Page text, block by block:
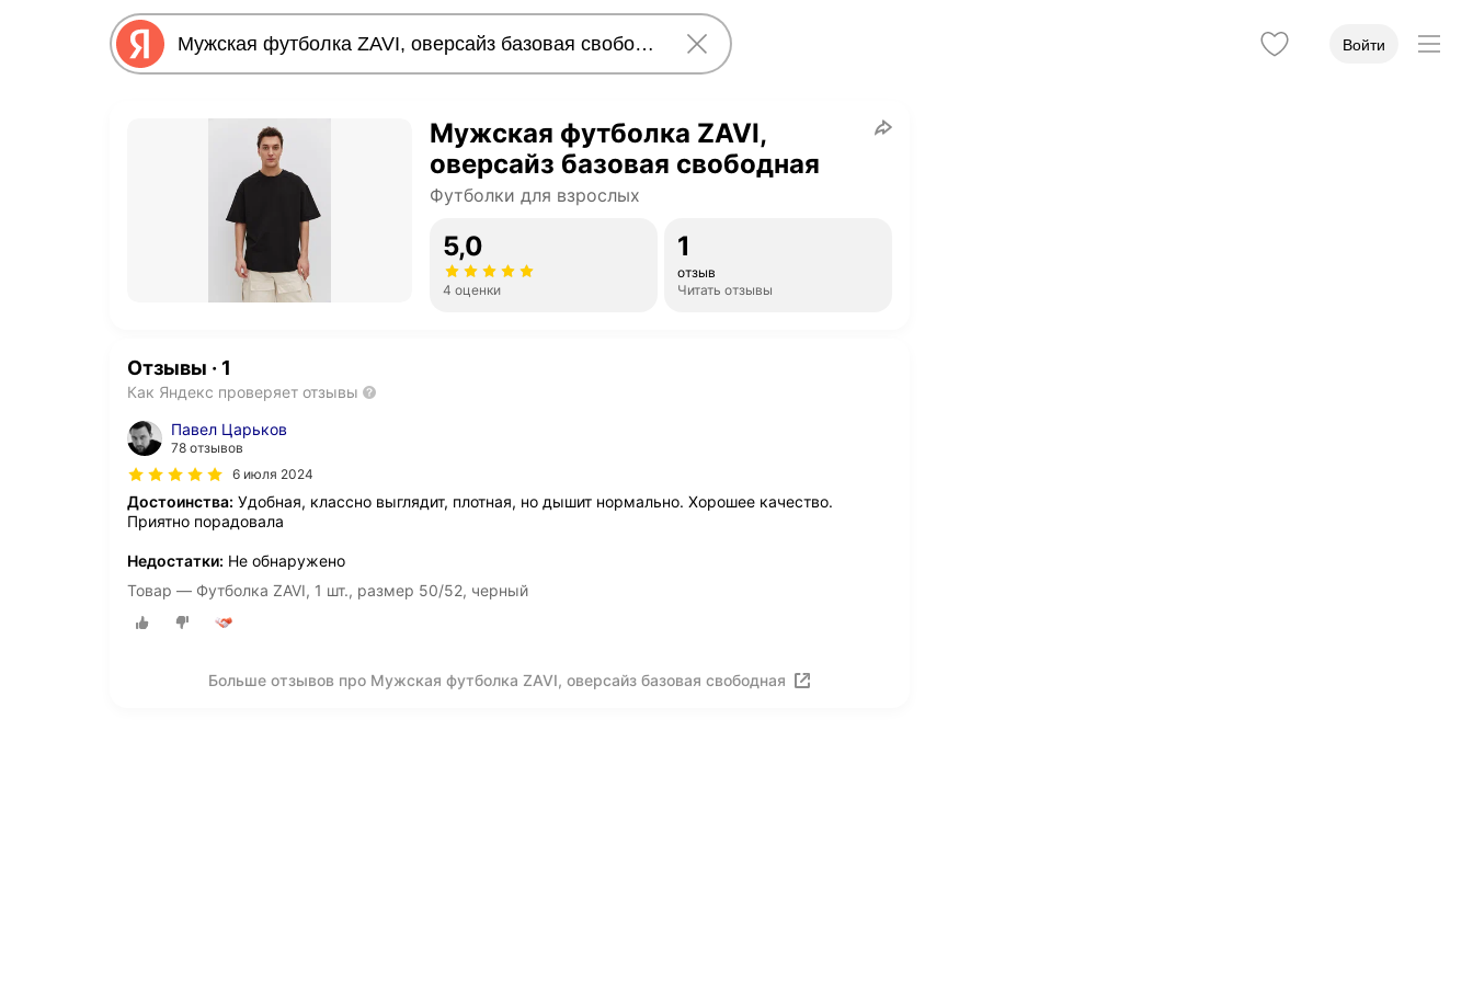
Войти
Мужская футболка ZAVI,
оверсайз базовая свободная
Футболки для взрослых
5,0
4 оценки
1
отзыв
Читать отзывы
Отзывы · 1
Как Яндекс проверяет отзывы
Павел Царьков
78 отзывов
6 июля 2024
Достоинства: Удобная, классно выглядит, плотная, но дышит нормально. Хорошее качество.
Приятно порадовала
Недостатки: Не обнаружено
Товар — Футболка ZAVI, 1 шт., размер 50/52, черный
Больше отзывов про Мужская футболка ZAVI, оверсайз базовая свободная